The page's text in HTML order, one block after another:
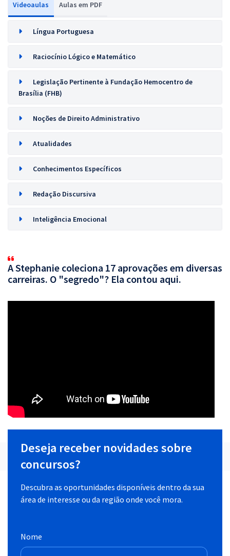
Videoaulas Aulas em PDF
Língua Portuguesa
Raciocínio Lógico e Matemático
Legislação Pertinente à Fundação Hemocentro de
Brasília (FHB)
Noções de Direito Administrativo
Atualidades
Conhecimentos Específicos
Redação Discursiva
Inteligência Emocional
A Stephanie coleciona 17 aprovações em diversas
carreiras. O "segredo"? Ela contou aqui.
Deseja receber novidades sobre
concursos?
Descubra as oportunidades disponíveis dentro da sua
área de interesse ou da região onde você mora.
Nome